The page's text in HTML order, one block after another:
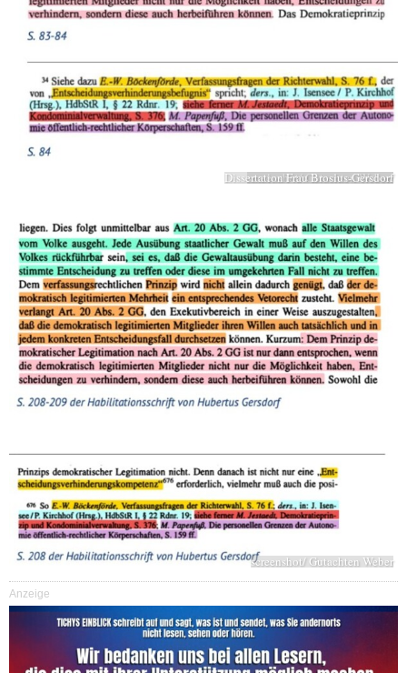
screenshot/ Gutachten Weber/
Dissertation Frau Brosius-Gersdorf
screenshot/ Gutachten Weber
Anzeige